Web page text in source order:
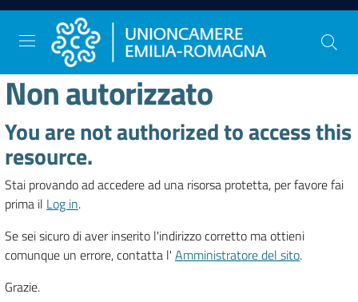
Vai al contenuto
Vai alla navigazione
Vai al footer
Comunicazione
e
Stampa
Studi
e
Statistica
Non autorizzato
You are not authorized to access this
resource.
Stai provando ad accedere ad una risorsa protetta, per favore fai
prima il Log in.
Se sei sicuro di aver inserito l'indirizzo corretto ma ottieni
comunque un errore, contatta l' Amministratore del sito.
Grazie.